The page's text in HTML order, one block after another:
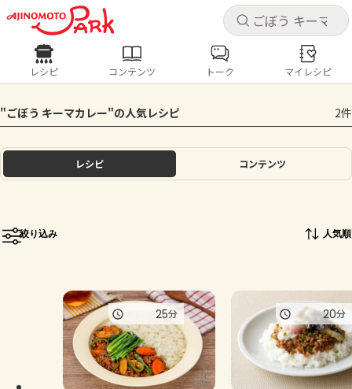
キャ
ログインするとレシピを保存できます
ログイン
ホーム
トーク
よくあるお問い合わせ
キャ
レシピ コンテンツ
人気の食材・レシピ
きゅうり なす トマト とうもろこし
ピーマン
レシピ コンテンツ トーク マイレシピ
"ごぼう キーマカレー"の人気レシピ 2件
レシピ コンテンツ
絞り込み 人気順
25分 20分